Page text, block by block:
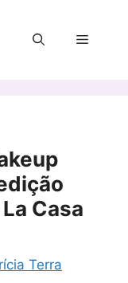
Menu
Casa
Terra